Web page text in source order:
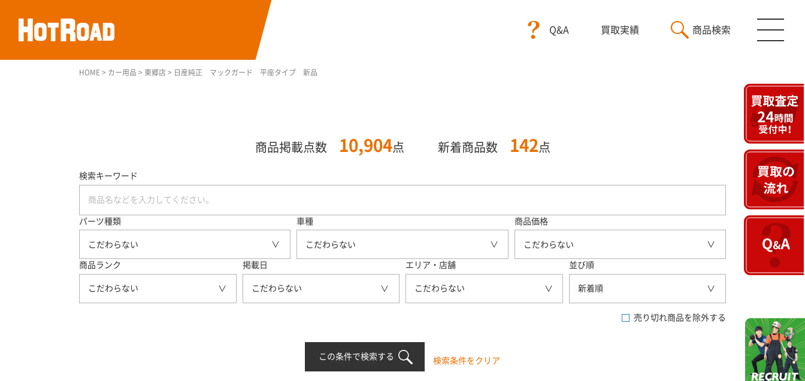
Q&A 買取実績 商品検索
HOME > カー用品 > 東郷店 > 日産純正 マックガード 平座タイプ 新品
商品掲載点数 10,904点 新着商品数 142 点
検索キーワード
パーツ種類
こだわらない
車種
こだわらない
商品価格
こだわらない
商品ランク
こだわらない
掲載日
こだわらない
エリア・店舗
こだわらない
並び順
新着順
売り切れ商品を除外する
この条件で検索する 検索条件をクリア